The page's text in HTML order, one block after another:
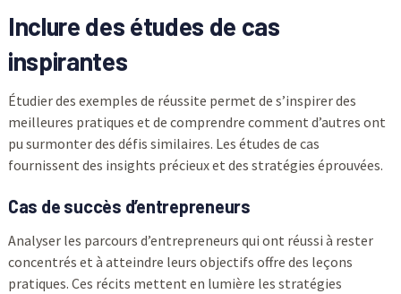
Inclure des études de cas
inspirantes
Étudier des exemples de réussite permet de s’inspirer des
meilleures pratiques et de comprendre comment d’autres ont
pu surmonter des défis similaires. Les études de cas
fournissent des insights précieux et des stratégies éprouvées.
Cas de succès d’entrepreneurs
Analyser les parcours d’entrepreneurs qui ont réussi à rester
concentrés et à atteindre leurs objectifs offre des leçons
pratiques. Ces récits mettent en lumière les stratégies